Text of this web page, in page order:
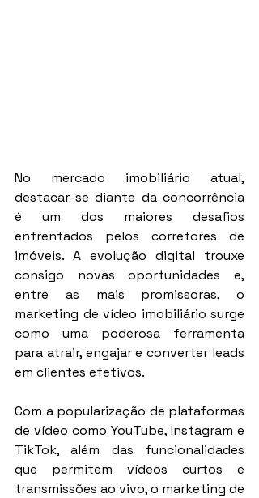
No mercado imobiliário atual,
destacar-se diante da concorrência
é um dos maiores desafios
enfrentados pelos corretores de
imóveis. A evolução digital trouxe
consigo novas oportunidades e,
entre as mais promissoras, o
marketing de vídeo imobiliário surge
como uma poderosa ferramenta
para atrair, engajar e converter leads
em clientes efetivos.
Com a popularização de plataformas
de vídeo como YouTube, Instagram e
TikTok, além das funcionalidades
que permitem vídeos curtos e
transmissões ao vivo, o marketing de